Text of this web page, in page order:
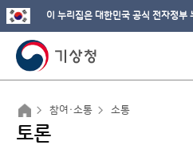
이 누리집은 대한민국 공식 전자정부
참여·소통 소통
토론